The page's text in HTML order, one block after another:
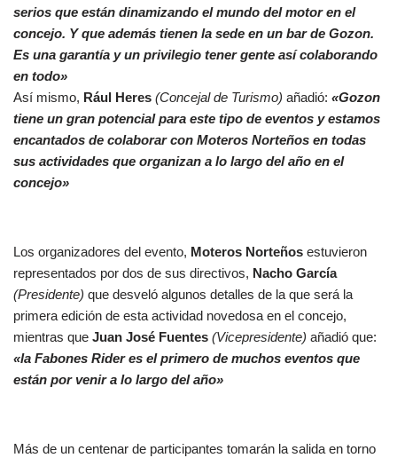
serios que están dinamizando el mundo del motor en el
concejo. Y que además tienen la sede en un bar de Gozon.
Es una garantía y un privilegio tener gente así colaborando
en todo»
Así mismo, Rául Heres (Concejal de Turismo) añadió: «Gozon
tiene un gran potencial para este tipo de eventos y estamos
encantados de colaborar con Moteros Norteños en todas
sus actividades que organizan a lo largo del año en el
concejo»
Los organizadores del evento, Moteros Norteños estuvieron
representados por dos de sus directivos, Nacho García
(Presidente) que desveló algunos detalles de la que será la
primera edición de esta actividad novedosa en el concejo,
mientras que Juan José Fuentes (Vicepresidente) añadió que:
«la Fabones Rider es el primero de muchos eventos que
están por venir a lo largo del año»
Más de un centenar de participantes tomarán la salida en torno